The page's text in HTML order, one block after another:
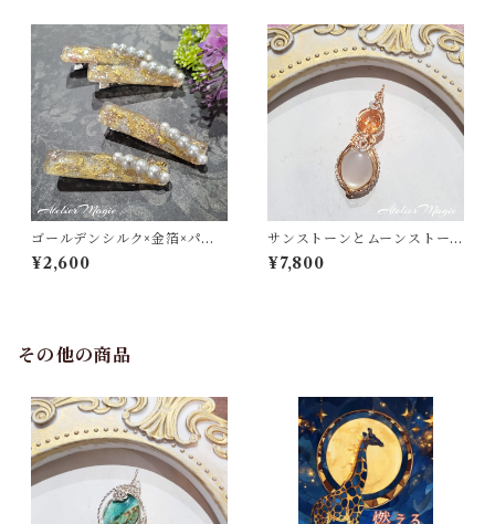
ゴールデンシルク×金箔×パー
ルのヘアクリップ
¥2,600
サンストーンとムーンストー
ンのペンダントトップ
¥7,800
その他の商品